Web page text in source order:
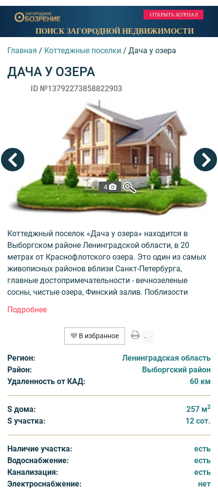
ПОИСК ЗАГОРОДНОЙ НЕДВИЖИМОСТИ
Главная / Коттеджные поселки / Дача у озера
ДАЧА У ОЗЕРА
ID №13792273858822903
4
Коттеджный поселок «Дача у озера» находится в
Выборгском районе Ленинградской области, в 20
метрах от Краснофлотского озера. Это один из самых
живописных районов вблизи Санкт-Петербурга,
главные достопримечательности - вечнозеленые
сосны, чистые озера, Финский залив. Поблизости
На территории жилого комплекса площадью 2 га
расположились 9 коттеджей, выполненных в едином
каждом коттедже большая терраса 75 кв. метров.
Площади домов от 257 кв. метров. Площадь
земельных участков составляет 20 соток.
Поселок полностью готов для проживания. Коттеджи
меблированы: имеется бытовая техника, встроенная
подключены ко всем необходимым инженерным
коммуникациям: водопровод, канализация,
электричество. Территория жилого комплекса
благоустроена, закрыта и охраняется.
В избранное
Регион:
Ленинградская область
Район:
Выборгский район
Удаленность от КАД:
60 км
S дома: 257 м2
S участка: 12 сот.
Наличие участка:
есть
Водоснабжение:
есть
Канализация:
есть
Электроснабжение:
нет